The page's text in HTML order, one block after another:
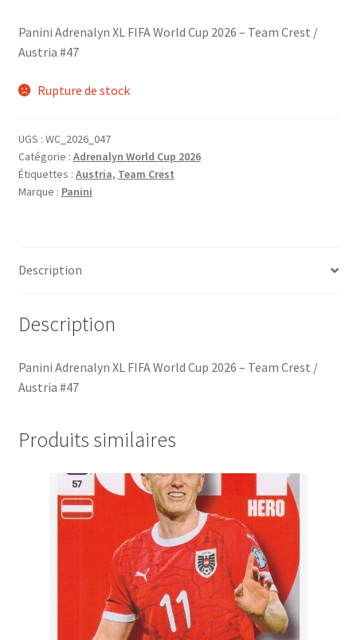
Panini Adrenalyn XL FIFA World Cup 2026 – Team Crest /
Austria #47
Rupture de stock
UGS : WC_2026_047
Catégorie : Adrenalyn World Cup 2026
Étiquettes : Austria, Team Crest
Marque : Panini
Description
Description
Panini Adrenalyn XL FIFA World Cup 2026 – Team Crest /
Austria #47
Produits similaires